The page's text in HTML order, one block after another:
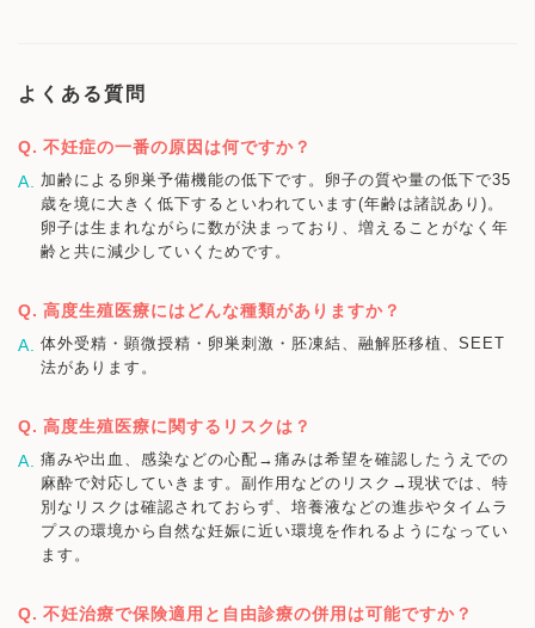
よくある質問
不妊症の一番の原因は何ですか？
加齢による卵巣予備機能の低下です。卵子の質や量の低下で35
歳を境に大きく低下するといわれています(年齢は諸説あり)。
卵子は生まれながらに数が決まっており、増えることがなく年
齢と共に減少していくためです。
高度生殖医療にはどんな種類がありますか？
体外受精・顕微授精・卵巣刺激・胚凍結、融解胚移植、SEET
法があります。
高度生殖医療に関するリスクは？
痛みや出血、感染などの心配→痛みは希望を確認したうえでの
麻酔で対応していきます。副作用などのリスク→現状では、特
別なリスクは確認されておらず、培養液などの進歩やタイムラ
プスの環境から自然な妊娠に近い環境を作れるようになってい
ます。
不妊治療で保険適用と自由診療の併用は可能ですか？